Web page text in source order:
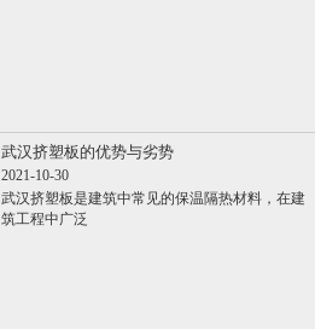
武汉挤塑板的优势与劣势
2021-10-30
武汉挤塑板是建筑中常见的保温隔热材料，在建
筑工程中广泛